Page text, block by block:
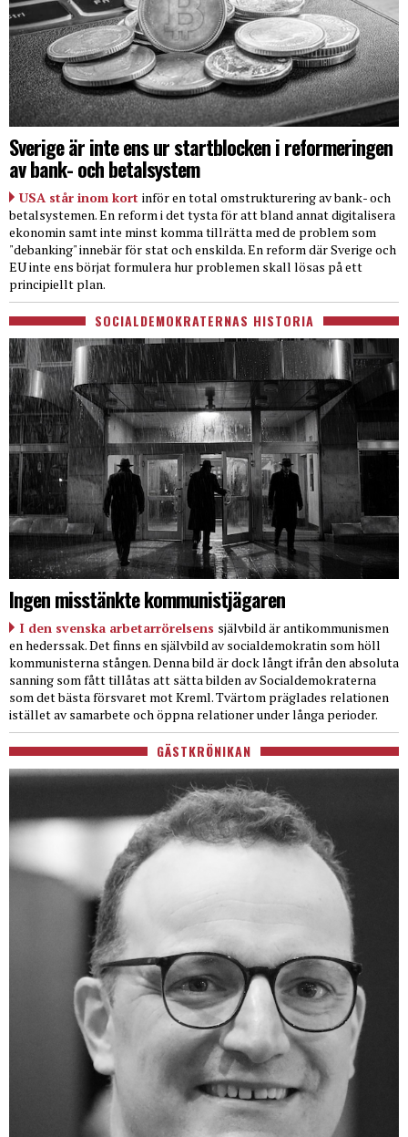
Sverige är inte ens ur startblocken i reformeringen
av bank- och betalsystem
USA står inom kort inför en total omstrukturering av bank- och
betalsystemen. En reform i det tysta för att bland annat digitalisera
ekonomin samt inte minst komma tillrätta med de problem som
"debanking" innebär för stat och enskilda. En reform där Sverige och
EU inte ens börjat formulera hur problemen skall lösas på ett
principiellt plan.
SOCIALDEMOKRATERNAS HISTORIA
Ingen misstänkte kommunistjägaren
I den svenska arbetarrörelsens självbild är antikommunismen
en hederssak. Det finns en självbild av socialdemokratin som höll
kommunisterna stången. Denna bild är dock långt ifrån den absoluta
sanning som fått tillåtas att sätta bilden av Socialdemokraterna
som det bästa försvaret mot Kreml. Tvärtom präglades relationen
istället av samarbete och öppna relationer under långa perioder.
GÄSTKRÖNIKAN